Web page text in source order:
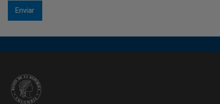
institucionalidad de la banca central en el país.
Después de varios intentos, en junio de 1880 el Gobierno
creó el Banco Nacional, para que actuara como su
de banquero consistía en prestar
al Gobierno los servicios de